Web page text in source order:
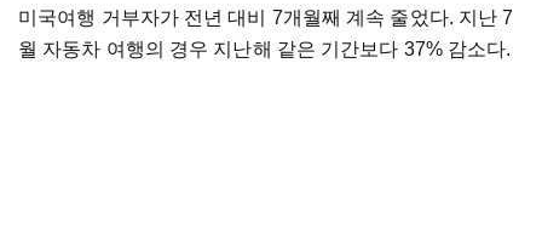
미국여행 거부자가 전년 대비 7개월째 계속 줄었다. 지난 7
월 자동차 여행의 경우 지난해 같은 기간보다 37% 감소다.